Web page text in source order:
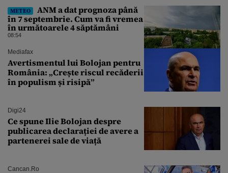
METEO
ANM a dat prognoza până
în 7 septembrie. Cum va fi vremea
în următoarele 4 săptămâni
08:54
Mediafax
Avertismentul lui Bolojan pentru
România: „Crește riscul recăderii
în populism și risipă”
Digi24
Ce spune Ilie Bolojan despre
publicarea declarației de avere a
partenerei sale de viață
Cancan.ro